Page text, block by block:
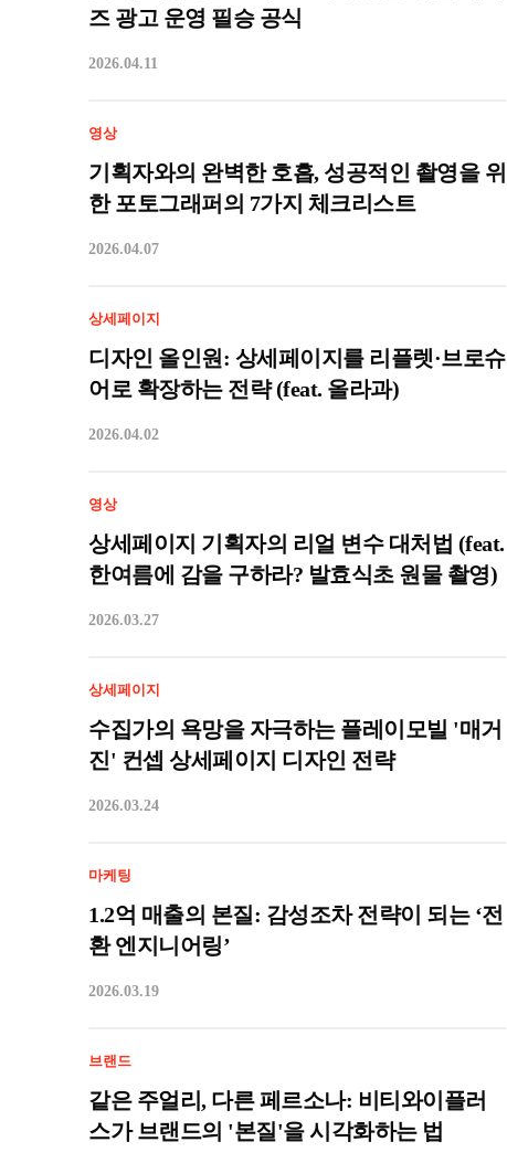
즈 광고 운영 필승 공식
2026.04.11
영상
기획자와의 완벽한 호흡, 성공적인 촬영을 위
한 포토그래퍼의 7가지 체크리스트
2026.04.07
상세페이지
디자인 올인원: 상세페이지를 리플렛·브로슈
어로 확장하는 전략 (feat. 올라과)
2026.04.02
영상
상세페이지 기획자의 리얼 변수 대처법 (feat.
한여름에 감을 구하라? 발효식초 원물 촬영)
2026.03.27
상세페이지
수집가의 욕망을 자극하는 플레이모빌 '매거
진' 컨셉 상세페이지 디자인 전략
2026.03.24
마케팅
1.2억 매출의 본질: 감성조차 전략이 되는 ‘전
환 엔지니어링’
2026.03.19
브랜드
같은 주얼리, 다른 페르소나: 비티와이플러
스가 브랜드의 '본질'을 시각화하는 법